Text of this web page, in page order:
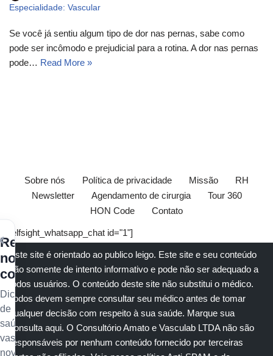
Especialidade: Vascular
Se você já sentiu algum tipo de dor nas pernas, sabe como
pode ser incômodo e prejudicial para a rotina. A dor nas pernas
pode… Read More »
Sobre nós Política de privacidade Missão
RH
Newsletter
Agendamento de cirurgia
Tour 360
HON Code
Contato
[elfsight_whatsapp_chat id="1"]
Este site é orientado ao publico leigo. Este site e seu conteúdo
são somente de intento informativo e pode não ser adequado a
todos usuários. O conteúdo deste site não substitui o médico.
Todos devem sempre consultar seu médico antes de tomar
qualquer decisão com respeito à sua saúde. Marque sua
consulta aqui. O Consultório Amato e Vasculab LTDA não são
responsáveis por nenhum conteúdo fornecido por terceiras
Receba
nossos
conteúdos
Dicas
de
saúde
vascular,
novidades